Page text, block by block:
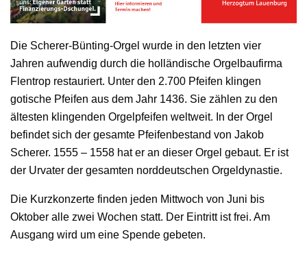
Die Scherer-Bünting-Orgel wurde in den letzten vier
Jahren aufwendig durch die holländische Orgelbaufirma
Flentrop restauriert. Unter den 2.700 Pfeifen klingen
gotische Pfeifen aus dem Jahr 1436. Sie zählen zu den
ältesten klingenden Orgelpfeifen weltweit. In der Orgel
befindet sich der gesamte Pfeifenbestand von Jakob
Scherer. 1555 – 1558 hat er an dieser Orgel gebaut. Er ist
der Urvater der gesamten norddeutschen Orgeldynastie.
Die Kurzkonzerte finden jeden Mittwoch von Juni bis
Oktober alle zwei Wochen statt. Der Eintritt ist frei. Am
Ausgang wird um eine Spende gebeten.